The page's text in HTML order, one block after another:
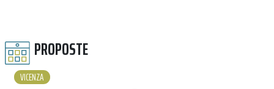
PROPOSTE
VICENZA